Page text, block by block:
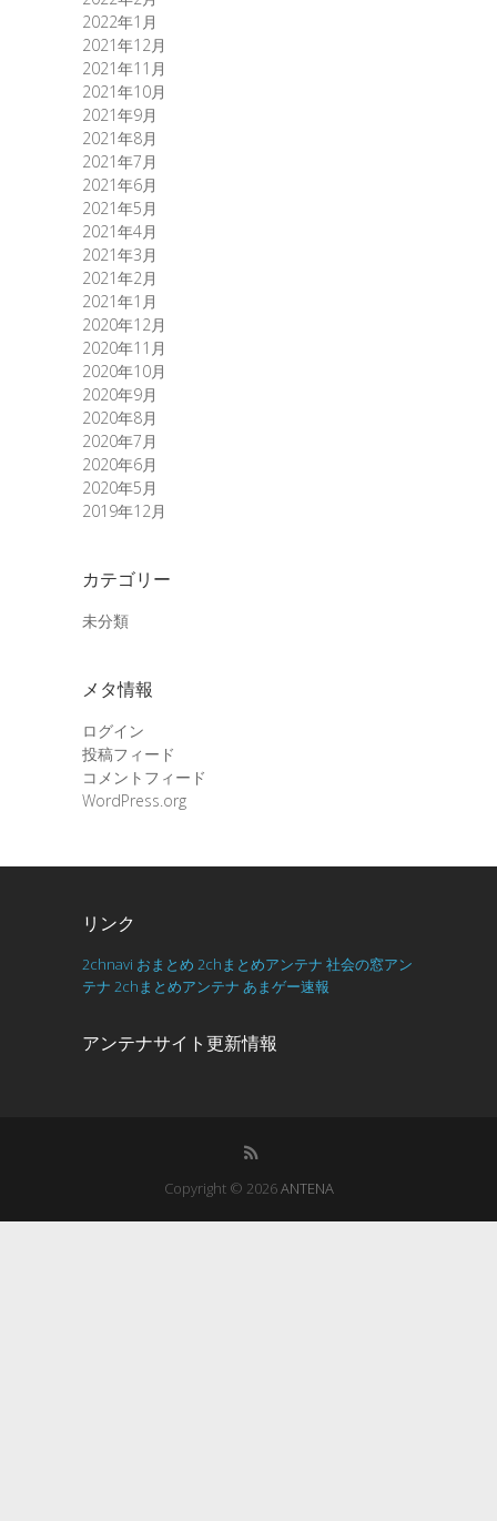
2022年1月
2021年12月
2021年11月
2021年10月
2021年9月
2021年8月
2021年7月
2021年6月
2021年5月
2021年4月
2021年3月
2021年2月
2021年1月
2020年12月
2020年11月
2020年10月
2020年9月
2020年8月
2020年7月
2020年6月
2020年5月
2019年12月
カテゴリー
未分類
メタ情報
ログイン
投稿フィード
コメントフィード
WordPress.org
リンク
2chnavi おまとめ 2chまとめアンテナ 社会の窓アン
テナ 2chまとめアンテナ あまゲー速報
アンテナサイト更新情報
Copyright © 2026ANTENA